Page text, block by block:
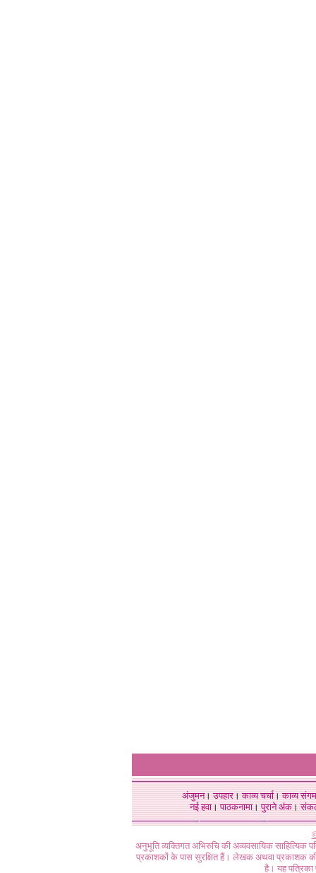
अंजुमन।उपहार।काव्य चर्चा।काव्य संगम
नई हवा। पाठकनामा। पुराने अंक।
अनुभूति व्यक्तिगत अभिरुचि की अव्यवसायिक
प्रकाशकों के पास सुरक्षित हैं। लेखक अथवा प्रकाशक की
है। यह पत्रिका